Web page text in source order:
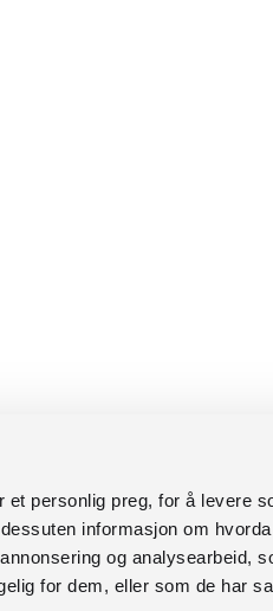
personlig preg, for å levere
informasjon om
og analysearbeid,
for dem, eller som de har